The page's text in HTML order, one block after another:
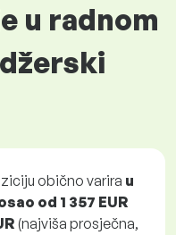
u radnom
obično varira u
od 1 357 EUR
(najviša prosječna,